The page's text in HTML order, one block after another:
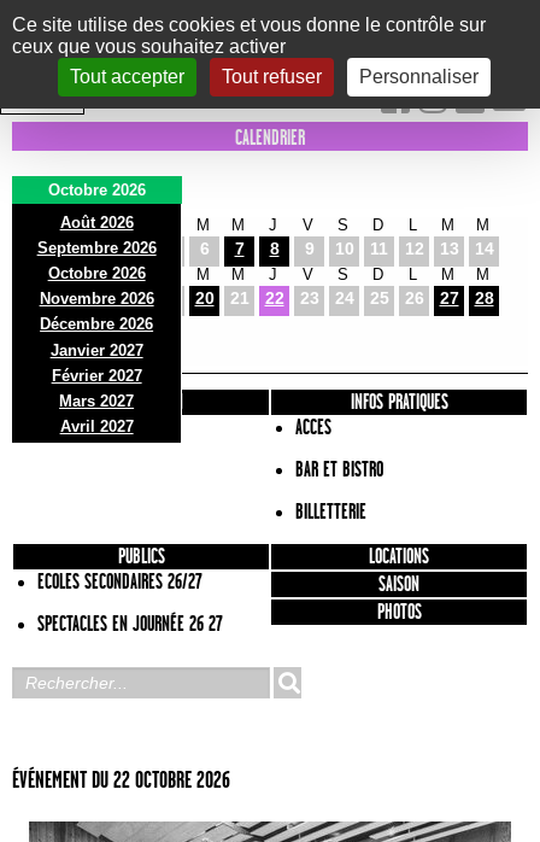
Panneau de gestion des cookies
Ce site utilise des cookies et vous donne le contrôle sur
ceux que vous souhaitez activer
Tout accepter
Tout refuser Personnaliser
Le Marni
CONCERTS DANSE/CIRQUE THÉÂTRE KIDS EXPOS EVENTS
INTRA MUROS
CALENDRIER
Octobre 2026
Août 2026
Septembre 2026
Octobre 2026
Novembre 2026
Décembre 2026
Janvier 2027
Février 2027
Mars 2027
Avril 2027
V
2
S
3
D
4
M
6
M
7
J
8
V
9
S
10
D
11 12
M
13
M
14
V
16
S
17
D
18
M
20
M
21
J
22
V
23
S
24
D
25 26
M
27
M
28
V
30
S
31
PRÉSENTATION
INFOS PRATIQUES
ACCES
BAR ET BISTRO
BILLETTERIE
PUBLICS
ECOLES SECONDAIRES 26/27
SPECTACLES EN JOURNÉE 26 27
LOCATIONS
SAISON
PHOTOS
ÉVÉNEMENT DU 22 OCTOBRE 2026